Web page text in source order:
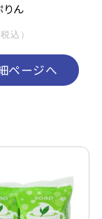
りん
税込）
ページへ